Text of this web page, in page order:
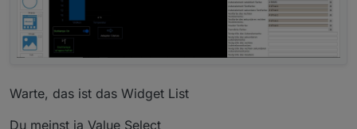
Warte, das ist das Widget List
Du meinst ja Value Select